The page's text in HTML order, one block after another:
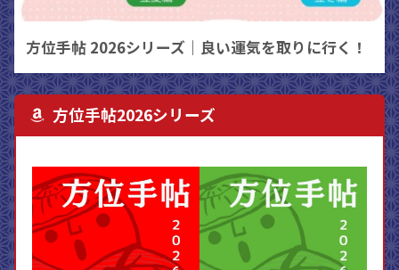
方位手帖 2026シリーズ｜良い運気を取りに行く！
方位手帖2026シリーズ